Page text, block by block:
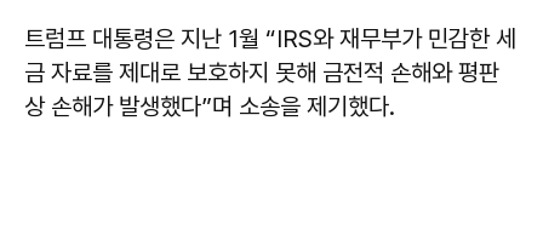
트럼프 대통령은 지난 1월 “IRS와 재무부가 민감한 세
금 자료를 제대로 보호하지 못해 금전적 손해와 평판
상 손해가 발생했다”며 소송을 제기했다.